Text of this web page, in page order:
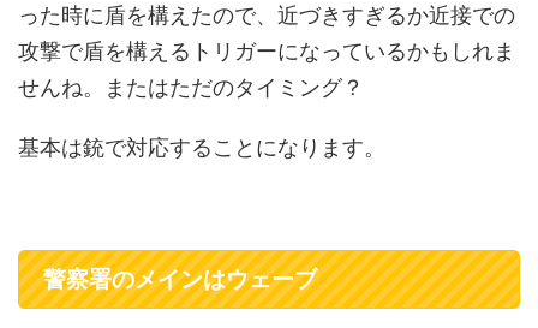
った時に盾を構えたので、近づきすぎるか近接での
攻撃で盾を構えるトリガーになっているかもしれま
せんね。またはただのタイミング？
基本は銃で対応することになります。
警察署のメインはウェーブ